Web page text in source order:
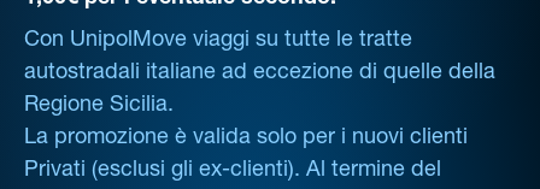
Con UnipolMove viaggi su tutte le tratte
autostradali italiane ad eccezione di quelle della
Regione Sicilia.
La promozione è valida solo per i nuovi clienti
Privati (esclusi gli ex-clienti). Al termine del